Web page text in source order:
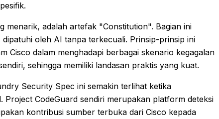
menarik, adalah artefak "Constitution". Bagian ini
oleh AI tanpa terkecuali. Prinsip-prinsip ini
Cisco dalam menghadapi berbagai skenario kegagalan
sehingga memiliki landasan praktis yang kuat.
Security Spec ini semakin terlihat ketika
Project CodeGuard sendiri merupakan platform deteksi
kontribusi sumber terbuka dari Cisco kepada